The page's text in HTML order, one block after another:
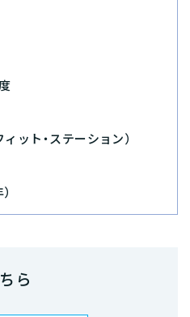
ット・ステーション）
ら